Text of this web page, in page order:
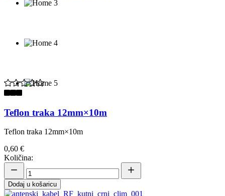
Teflon traka 12mm×10m
Teflon traka 12mm×10m
0,60 €
Količina:
Dodaj u košaricu